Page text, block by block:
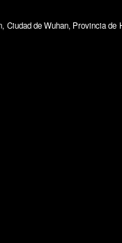
Ciudad de Wuhan, Provincia de